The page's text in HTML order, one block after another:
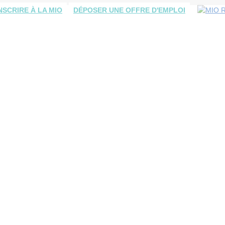
À LA MIO DÉPOSER UNE OFFRE D'EMPLOI